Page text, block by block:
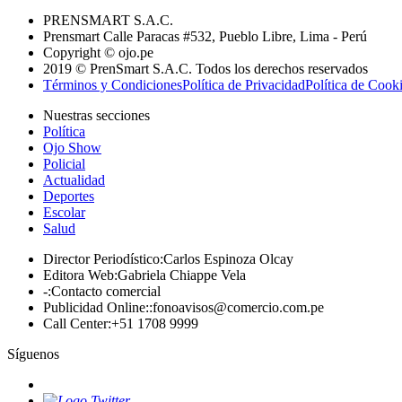
PRENSMART S.A.C.
Prensmart Calle Paracas #532, Pueblo Libre, Lima - Perú
Copyright © ojo.pe
2019 © PrenSmart S.A.C. Todos los derechos reservados
Términos y CondicionesPolítica de PrivacidadPolítica de
Nuestras secciones
Política
Ojo Show
Policial
Actualidad
Deportes
Escolar
Salud
Director Periodístico:Carlos Espinoza Olcay
Editora Web:Gabriela Chiappe Vela
-:Contacto comercial
Publicidad Online::fonoavisos@comercio.com.pe
Call Center:+51 1708 9999
Síguenos